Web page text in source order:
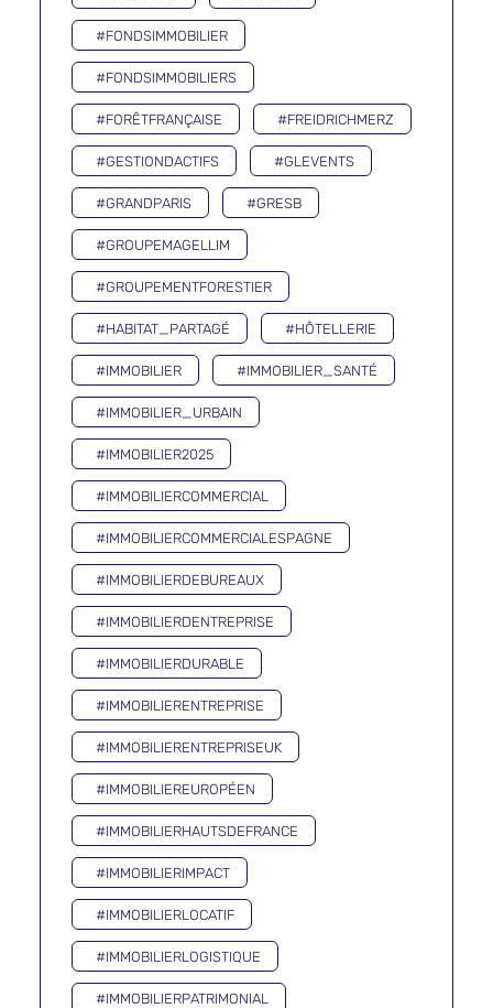
#FONDSIMMOBILIER
#FONDSIMMOBILIERS
#FORÊTFRANÇAISE #FREIDRICHMERZ
#GESTIONDACTIFS #GLEVENTS
#GRANDPARIS #GRESB
#GROUPEMAGELLIM
#GROUPEMENTFORESTIER
#HABITAT_PARTAGÉ #HÔTELLERIE
#IMMOBILIER #IMMOBILIER_SANTÉ
#IMMOBILIER_URBAIN
#IMMOBILIER2025
#IMMOBILIERCOMMERCIAL
#IMMOBILIERCOMMERCIALESPAGNE
#IMMOBILIERDEBUREAUX
#IMMOBILIERDENTREPRISE
#IMMOBILIERDURABLE
#IMMOBILIERENTREPRISE
#IMMOBILIERENTREPRISEUK
#IMMOBILIEREUROPÉEN
#IMMOBILIERHAUTSDEFRANCE
#IMMOBILIERIMPACT
#IMMOBILIERLOCATIF
#IMMOBILIERLOGISTIQUE
#IMMOBILIERPATRIMONIAL